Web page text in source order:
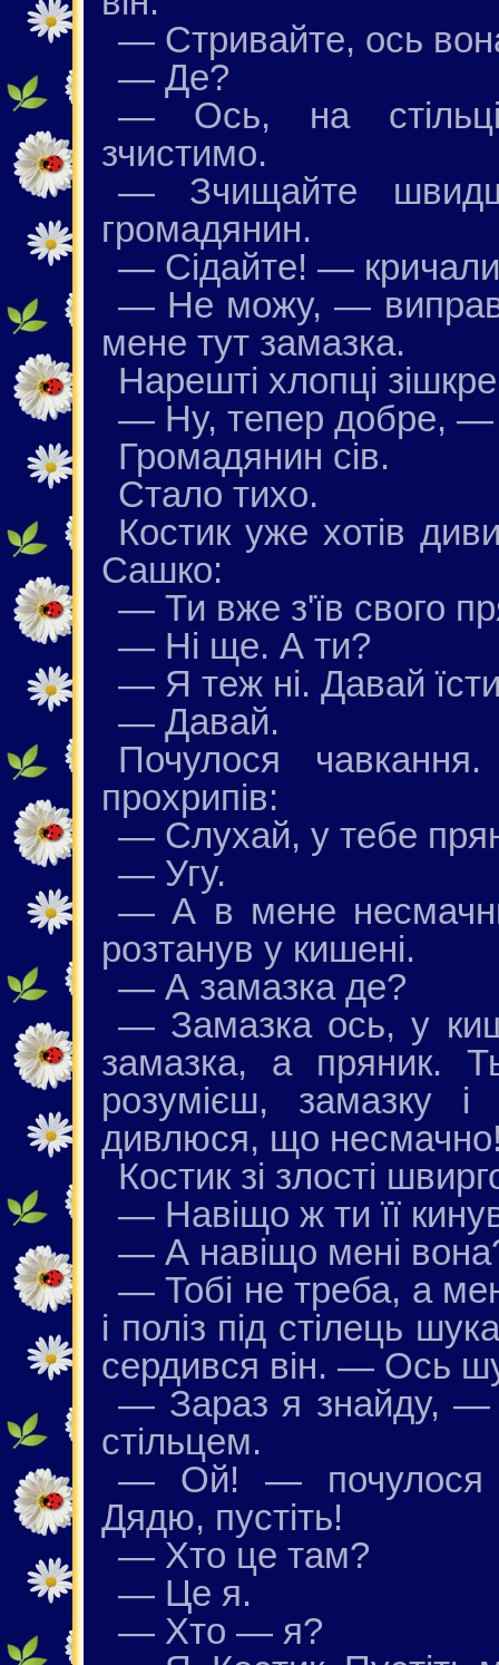
— Стривайте, ось
— Де?
— Ось, на
зчистимо.
— Зчищайте
громадянин.
— Сідайте! — кричали
— Не можу, —
мене тут замазка.
Нарешті хлопці
— Ну, тепер добре, —
Громадянин сів.
Стало тихо.
Костик уже хотів
Сашко:
— Ти вже з'їв свого
— Ні ще. А ти?
— Я теж ні. Давай
— Давай.
Почулося
прохрипів:
— Слухай, у тебе
— Угу.
— А в мене
розтанув у кишені.
— А замазка де?
— Замазка ось, у
замазка, а пряник.
розумієш, замазку
дивлюся, що
Костик зі злості
— Навіщо ж ти її
— А навіщо мені
— Тобі не треба, а
і поліз під стілець
сердився він. — Ось
— Зараз я знайду, —
стільцем.
— Ой! — почулося
Дядю, пустіть!
— Хто це там?
— Це я.
— Хто — я?